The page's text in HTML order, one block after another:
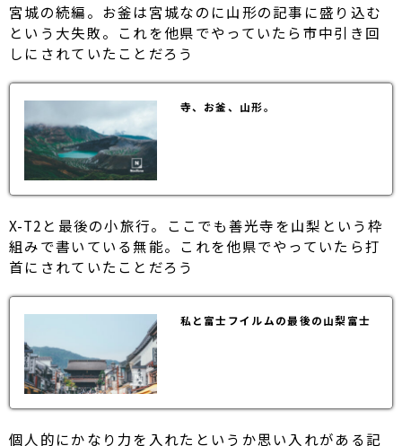
宮城の続編。お釜は宮城なのに山形の記事に盛り込む
という大失敗。これを他県でやっていたら市中引き回
しにされていたことだろう
寺、お釜、山形。
X-T2と最後の小旅行。ここでも善光寺を山梨という枠
組みで書いている無能。これを他県でやっていたら打
首にされていたことだろう
私と富士フイルムの最後の山梨富士
個人的にかなり力を入れたというか思い入れがある記